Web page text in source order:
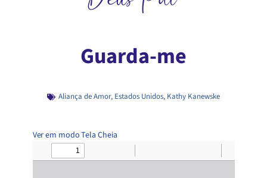
Guarda-me
Aliança de Amor, Estados Unidos, Kathy Kanewske
Ver em modo Tela Cheia